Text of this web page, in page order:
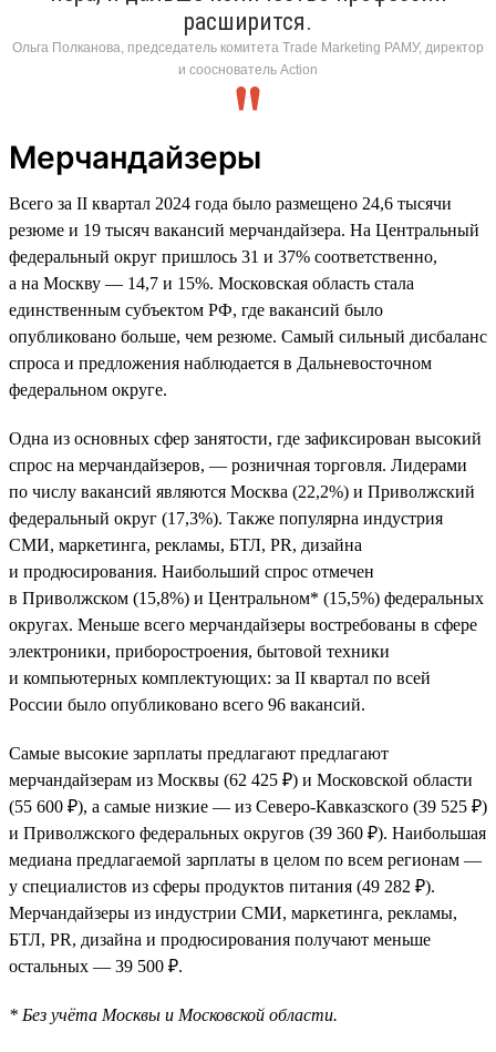
расширится.
Ольга Полканова, председатель комитета Trade Marketing РАМУ, директор
и сооснователь Action
Мерчандайзеры
Всего за II квартал 2024 года было размещено 24,6 тысячи
резюме и 19 тысяч вакансий мерчандайзера. На Центральный
федеральный округ пришлось 31 и 37% соответственно,
а на Москву — 14,7 и 15%. Московская область стала
единственным субъектом РФ, где вакансий было
опубликовано больше, чем резюме. Самый сильный дисбаланс
спроса и предложения наблюдается в Дальневосточном
федеральном округе.
Одна из основных сфер занятости, где зафиксирован высокий
спрос на мерчандайзеров, — розничная торговля. Лидерами
по числу вакансий являются Москва (22,2%) и Приволжский
федеральный округ (17,3%). Также популярна индустрия
СМИ, маркетинга, рекламы, БТЛ, PR, дизайна
и продюсирования. Наибольший спрос отмечен
в Приволжском (15,8%) и Центральном* (15,5%) федеральных
округах. Меньше всего мерчандайзеры востребованы в сфере
электроники, приборостроения, бытовой техники
и компьютерных комплектующих: за II квартал по всей
России было опубликовано всего 96 вакансий.
Самые высокие зарплаты предлагают предлагают
мерчандайзерам из Москвы (62 425 ₽) и Московской области
(55 600 ₽), а самые низкие — из Северо-Кавказского (39 525 ₽)
и Приволжского федеральных округов (39 360 ₽). Наибольшая
медиана предлагаемой зарплаты в целом по всем регионам —
у специалистов из сферы продуктов питания (49 282 ₽).
Мерчандайзеры из индустрии СМИ, маркетинга, рекламы,
БТЛ, PR, дизайна и продюсирования получают меньше
остальных — 39 500 ₽.
* Без учёта Москвы и Московской области.